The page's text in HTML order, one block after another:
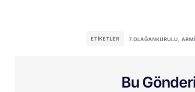
ETIKETLER 7.OLAĞANKURULU,
Bu